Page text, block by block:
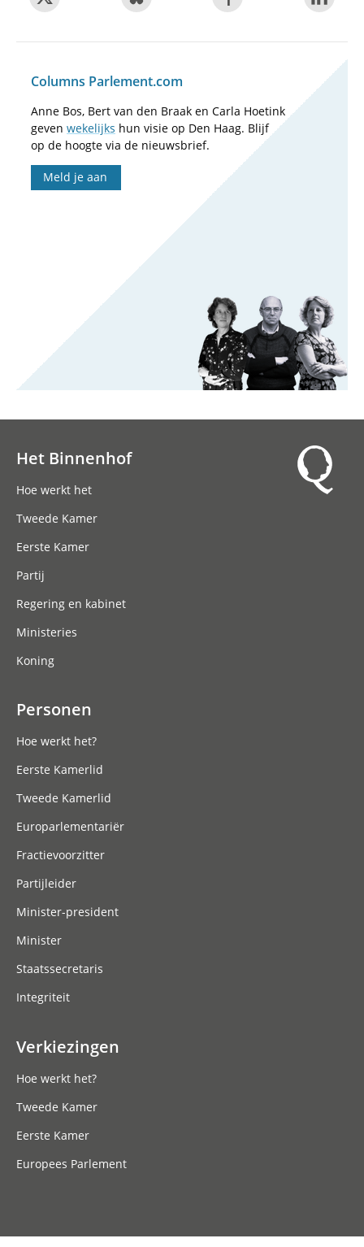
Columns Parlement.com
Anne Bos, Bert van den Braak en Carla Hoetink
geven wekelijks hun visie op Den Haag. Blijf
op de hoogte via de nieuwsbrief.
Meld je aan
Het Binnenhof
Hoe werkt het
Tweede Kamer
Eerste Kamer
Partij
Regering en kabinet
Ministeries
Koning
Personen
Hoe werkt het?
Eerste Kamerlid
Tweede Kamerlid
Europarlementariër
Fractievoorzitter
Partijleider
Minister-president
Minister
Staatssecretaris
Integriteit
Verkiezingen
Hoe werkt het?
Tweede Kamer
Eerste Kamer
Europees Parlement